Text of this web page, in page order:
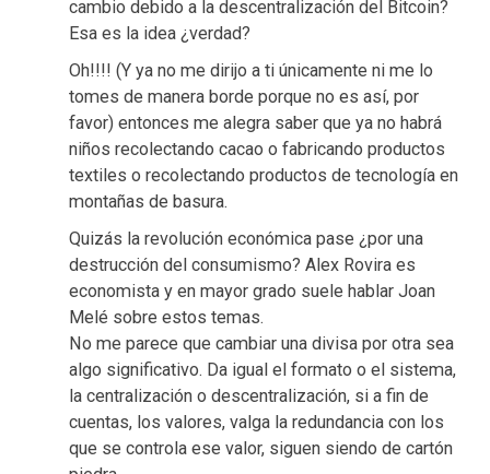
cambio debido a la descentralización del Bitcoin?
Esa es la idea ¿verdad?
Oh!!!! (Y ya no me dirijo a ti únicamente ni me lo
tomes de manera borde porque no es así, por
favor) entonces me alegra saber que ya no habrá
niños recolectando cacao o fabricando productos
textiles o recolectando productos de tecnología en
montañas de basura.
Quizás la revolución económica pase ¿por una
destrucción del consumismo? Alex Rovira es
economista y en mayor grado suele hablar Joan
Melé sobre estos temas.
No me parece que cambiar una divisa por otra sea
algo significativo. Da igual el formato o el sistema,
la centralización o descentralización, si a fin de
cuentas, los valores, valga la redundancia con los
que se controla ese valor, siguen siendo de cartón